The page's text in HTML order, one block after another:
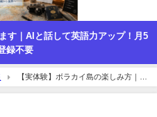
す｜AIと話して英語力アップ！月5
録不要
【実体験】ボラカイ島の楽しみ方｜行
介